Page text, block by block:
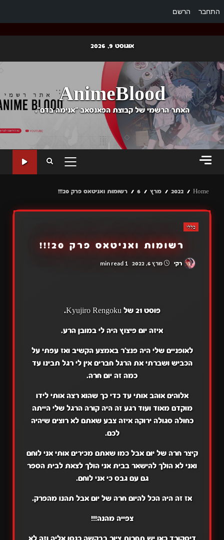
התחבר הרשם
content
אוגוסט 9, 2026
AnimeBlood
האתר הרשמי של קבוצת הפאנסאב "אנימה בדם".
PRIMARY
Home
2022 מרץ 6 רשומות ואניטאס פרק 20!!!
כללי
רשומות ואניטאס פרק 20!!!
רקי מרץ 6, 2022 1 min read
פוסט 21 של Kyujiro Rengoku.
איזה יום פיצוץ היה לי במובן הרע.
לאופניים שלי היה פנצ'ר באמצע הקשיב ואז עפתי על
הכביש ושברתי את הרגל חברים אין לי רגל תבינו עד
כמה זה יום חרה.
אלוהים אוהב אותי עד כדי כך שהוא רצה אותי לידו
מוקדם מאוד ועוד רגע זה היה קורה הרגל שלי הייתה
כחולה סגולה ירוקה איזה צבע שאתם לא רוצים שיהיה
לכם.
קיצר חרה של יום אבל כמו שאתם מכירים אותי אני לוחם
ואני לא הולך להישאר בבית אני הולך לצאת לבית הספר
גם עם גבס כי אני לוחם.
אז זה היה הכל להיום חרה של יום אבל תהנו מהפרק.
צפייה מהנה!!!